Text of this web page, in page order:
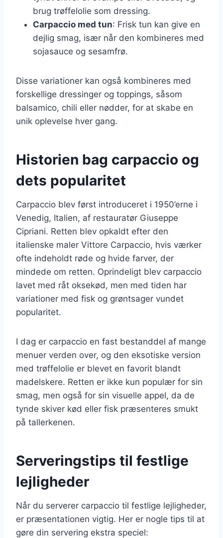
brug trøffelolie som dressing.
Carpaccio med tun: Frisk tun kan give en
dejlig smag, især når den kombineres med
sojasauce og sesamfrø.
Disse variationer kan også kombineres med
forskellige dressinger og toppings, såsom
balsamico, chili eller nødder, for at skabe en
unik oplevelse hver gang.
Historien bag carpaccio og
dets popularitet
Carpaccio blev først introduceret i 1950’erne i
Venedig, Italien, af restauratør Giuseppe
Cipriani. Retten blev opkaldt efter den
italienske maler Vittore Carpaccio, hvis værker
ofte indeholdt røde og hvide farver, der
mindede om retten. Oprindeligt blev carpaccio
lavet med råt oksekød, men med tiden har
variationer med fisk og grøntsager vundet
popularitet.
I dag er carpaccio en fast bestanddel af mange
menuer verden over, og den eksotiske version
med trøffelolie er blevet en favorit blandt
madelskere. Retten er ikke kun populær for sin
smag, men også for sin visuelle appel, da de
tynde skiver kød eller fisk præsenteres smukt
på tallerkenen.
Serveringstips til festlige
lejligheder
Når du serverer carpaccio til festlige lejligheder,
er præsentationen vigtig. Her er nogle tips til at
gøre din servering ekstra speciel: